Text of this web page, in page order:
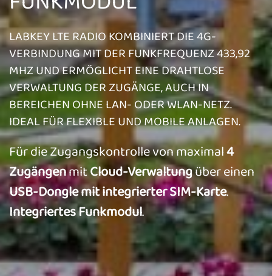
LABKEY LTE RADIO KOMBINIERT DIE 4G-
VERBINDUNG MIT DER FUNKFREQUENZ 433,92
MHZ UND ERMÖGLICHT EINE DRAHTLOSE
VERWALTUNG DER ZUGÄNGE, AUCH IN
BEREICHEN OHNE LAN- ODER WLAN-NETZ.
IDEAL FÜR FLEXIBLE UND MOBILE ANLAGEN.
Für die Zugangskontrolle von maximal4
ZugängenmitCloud-Verwaltungüber einen
USB-Dongle mit integrierter SIM-Karte.
Integriertes Funkmodul.